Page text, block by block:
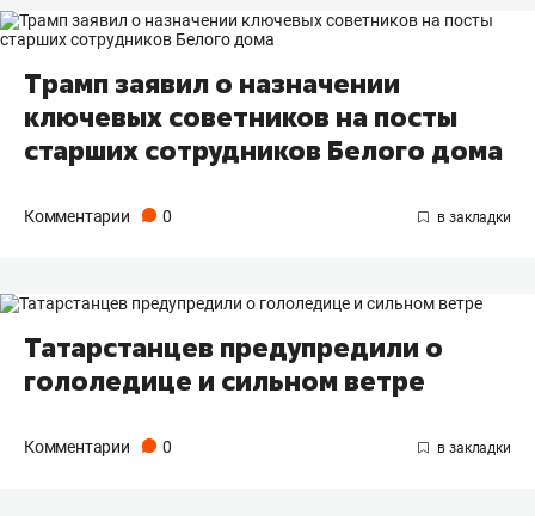
Трамп заявил о назначении
ключевых советников на посты
старших сотрудников Белого дома
Комментарии 0
Татарстанцев предупредили о
гололедице и сильном ветре
Комментарии 0